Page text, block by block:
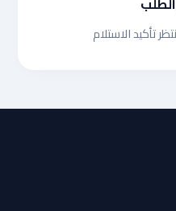
تأكيد الاستلام